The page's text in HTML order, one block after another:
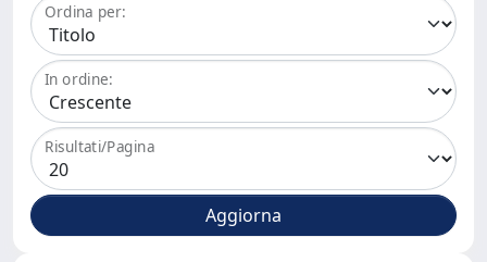
Ordina per:
In ordine:
Risultati/Pagina